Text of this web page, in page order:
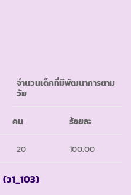
จำนวนเด็กที่มีพัฒนาการตาม
วัย
คน ร้อยละ
20 100.00
(ว1_103)